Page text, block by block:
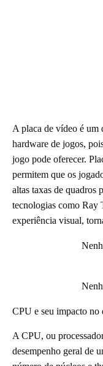
A placa de vídeo é um
hardware de jogos,
jogo pode oferecer.
permitem que os
altas taxas de quadros
tecnologias como Ray
experiência visual,
CPU e seu impacto no
A CPU, ou
desempenho geral de